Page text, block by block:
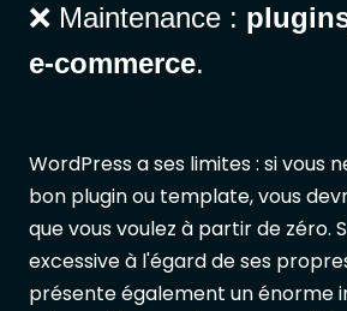
❌ Maintenance :
e-commerce.
WordPress a ses limites : si vous
bon plugin ou template, vous
que vous voulez à partir de zéro.
excessive à l'égard de ses
présente également un énorme